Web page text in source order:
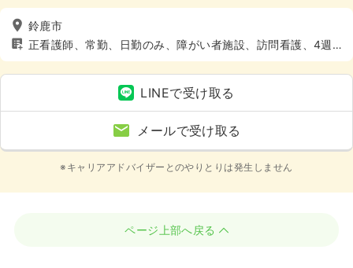
鈴鹿市
正看護師、常勤、日勤のみ、障がい者施設、訪問看護、4週8
休以上
LINEで受け取る
メールで受け取る
※キャリアアドバイザーとのやりとりは発生しません
ページ上部へ戻る